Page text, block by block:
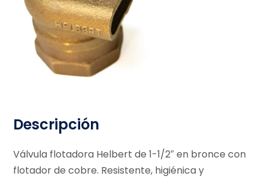
Descripción
Válvula flotadora Helbert de 1-1/2″ en bronce con
flotador de cobre. Resistente, higiénica y